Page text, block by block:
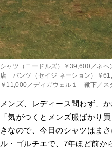
シャツ（ニードルズ）￥39,600／ネ
店 パンツ（セイジ ネーション）￥
￥11,000／ディガウェル１ 靴下／ス
メンズ、レディース問わず、
「気がつくとメンズ服ばかり
きなので、今日のシャツはま
ル・ゴルチエで、7年ほど前か